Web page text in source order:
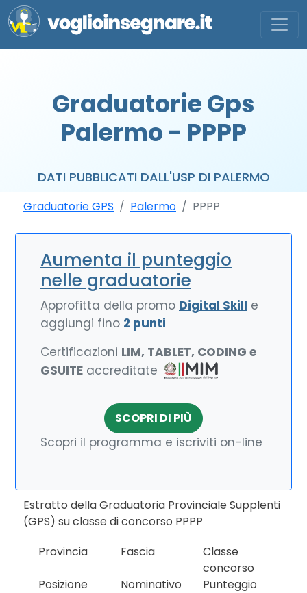
Graduatorie Gps
Palermo - PPPP
DATI PUBBLICATI DALL'USP DI PALERMO
Graduatorie GPS Palermo PPPP
Aumenta il punteggio
nelle graduatorie
Approfitta della promo Digital Skill e
aggiungi fino 2 punti
Certificazioni LIM, TABLET, CODING e
GSUITE accreditate
SCOPRI DI PIÙ
Scopri il programma e iscriviti on-line
Estratto della Graduatoria Provinciale Supplenti
(GPS) su classe di concorso PPPP
Provincia
Fascia
Classe
concorso
Posizione
Nominativo
Punteggio